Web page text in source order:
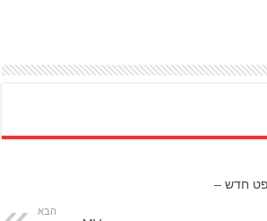
חדש –
הבא